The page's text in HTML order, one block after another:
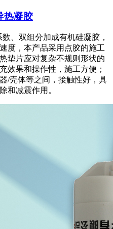
热凝胶
、双组分加成有机硅凝胶，
度，本产品采用点胶的施工
垫片应对复杂不规则形状的
效果和操作性，施工方便；
/壳体等之间，接触性好，具
和减震作用。